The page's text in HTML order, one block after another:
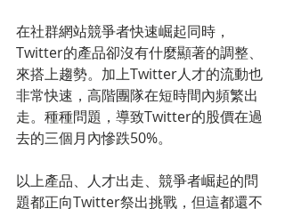
在社群網站競爭者快速崛起同時，
Twitter的產品卻沒有什麼顯著的調整、
來搭上趨勢。加上Twitter人才的流動也
非常快速，高階團隊在短時間內頻繁出
走。種種問題，導致Twitter的股價在過
去的三個月內慘跌50%。
以上產品、人才出走、競爭者崛起的問
題都正向Twitter祭出挑戰，但這都還不